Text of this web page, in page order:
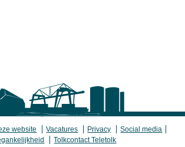
website Vacatures Privacy
Social media
Tolkcontact Teletolk